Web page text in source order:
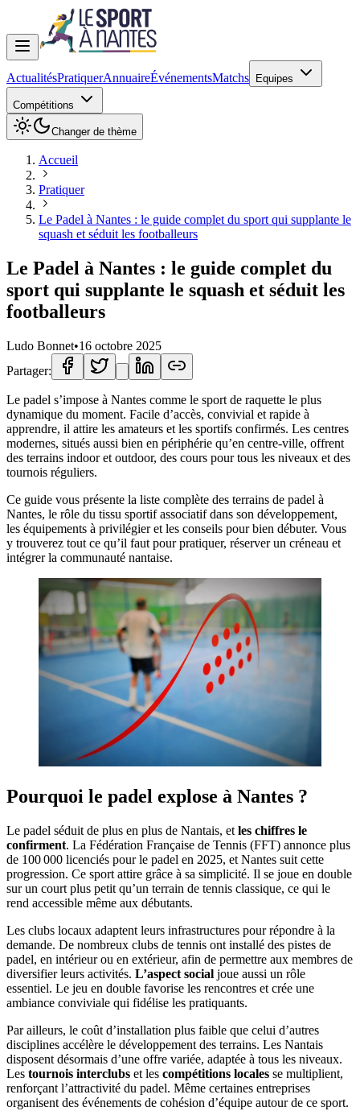
ActualitésPratiquerAnnuaireÉvénementsMatchs Equipes
Compétitions
Changer de thème
Accueil
Pratiquer
Le Padel à Nantes : le guide complet du sport qui supplante le
squash et séduit les footballeurs
Le Padel à Nantes : le guide complet du
sport qui supplante le squash et séduit les
footballeurs
Ludo Bonnet•16 octobre 2025
Partager:
Le padel s’impose à Nantes comme le sport de raquette le plus
dynamique du moment. Facile d’accès, convivial et rapide à
apprendre, il attire les amateurs et les sportifs confirmés. Les centres
modernes, situés aussi bien en périphérie qu’en centre-ville, offrent
des terrains indoor et outdoor, des cours pour tous les niveaux et des
tournois réguliers.
Ce guide vous présente la liste complète des terrains de padel à
Nantes, le rôle du tissu sportif associatif dans son développement,
les équipements à privilégier et les conseils pour bien débuter. Vous
y trouverez tout ce qu’il faut pour pratiquer, réserver un créneau et
intégrer la communauté nantaise.
Pourquoi le padel explose à Nantes ?
Le padel séduit de plus en plus de Nantais, et les chiffres le
confirment. La Fédération Française de Tennis (FFT) annonce plus
de 100 000 licenciés pour le padel en 2025, et Nantes suit cette
progression. Ce sport attire grâce à sa simplicité. Il se joue en double
sur un court plus petit qu’un terrain de tennis classique, ce qui le
rend accessible même aux débutants.
Les clubs locaux adaptent leurs infrastructures pour répondre à la
demande. De nombreux clubs de tennis ont installé des pistes de
padel, en intérieur ou en extérieur, afin de permettre aux membres de
diversifier leurs activités. L’aspect social joue aussi un rôle
essentiel. Le jeu en double favorise les rencontres et crée une
ambiance conviviale qui fidélise les pratiquants.
Par ailleurs, le coût d’installation plus faible que celui d’autres
disciplines accélère le développement des terrains. Les Nantais
disposent désormais d’une offre variée, adaptée à tous les niveaux.
Les tournois interclubs et les compétitions locales se multiplient,
renforçant l’attractivité du padel. Même certaines entreprises
organisent des événements de cohésion d’équipe autour de ce sport.